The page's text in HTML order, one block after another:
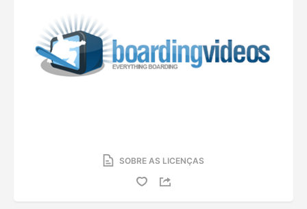
SOBRE AS LICENÇAS